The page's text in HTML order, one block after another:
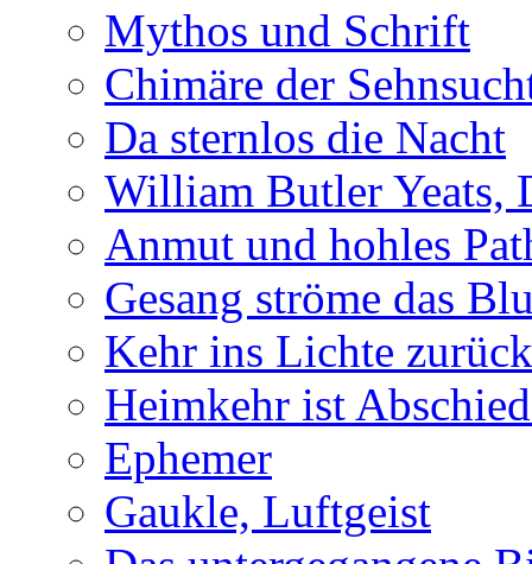
Mythos und Schrift
Chimäre der
Da sternlos die Nacht
William Butler Yeats,
Anmut und hohles
Gesang ströme das
Kehr ins Lichte zurück
Heimkehr ist
Ephemer
Gaukle, Luftgeist